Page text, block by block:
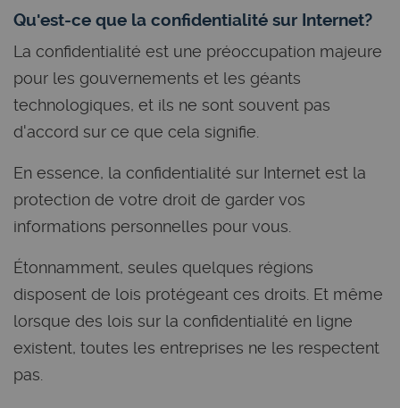
Qu'est-ce que la confidentialité sur Internet?
La confidentialité est une préoccupation majeure
pour les gouvernements et les géants
technologiques, et ils ne sont souvent pas
d'accord sur ce que cela signifie.
En essence, la confidentialité sur Internet est la
protection de votre droit de garder vos
informations personnelles pour vous.
Étonnamment, seules quelques régions
disposent de lois protégeant ces droits. Et même
lorsque des lois sur la confidentialité en ligne
existent, toutes les entreprises ne les respectent
pas.